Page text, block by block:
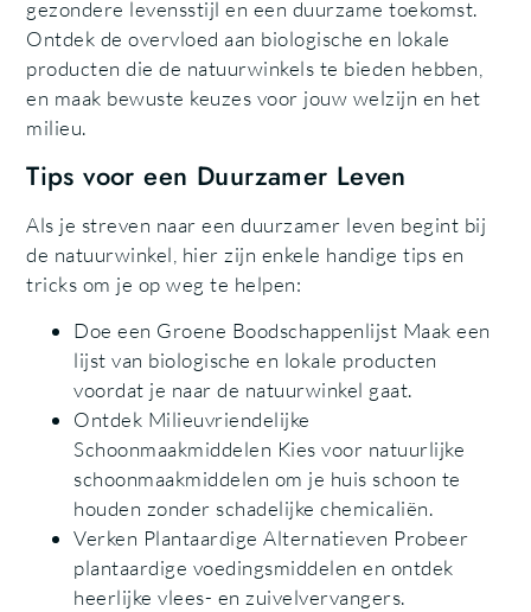
gezondere levensstijl en een duurzame toekomst.
Ontdek de overvloed aan biologische en lokale
producten die de natuurwinkels te bieden hebben,
en maak bewuste keuzes voor jouw welzijn en het
milieu.
Tips voor een Duurzamer Leven
Als je streven naar een duurzamer leven begint bij
de natuurwinkel, hier zijn enkele handige tips en
tricks om je op weg te helpen:
Doe een Groene Boodschappenlijst Maak een
lijst van biologische en lokale producten
voordat je naar de natuurwinkel gaat.
Ontdek Milieuvriendelijke
Schoonmaakmiddelen Kies voor natuurlijke
schoonmaakmiddelen om je huis schoon te
houden zonder schadelijke chemicaliën.
Verken Plantaardige Alternatieven Probeer
plantaardige voedingsmiddelen en ontdek
heerlijke vlees- en zuivelvervangers.